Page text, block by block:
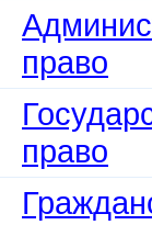
право
право